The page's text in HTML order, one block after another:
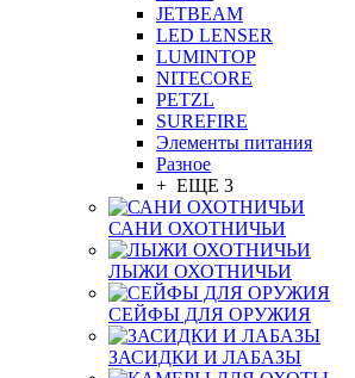
JETBEAM
LED LENSER
LUMINTOP
NITECORE
PETZL
SUREFIRE
Элементы питания
Разное
+ ЕЩЕ 3
САНИ ОХОТНИЧЬИ
ЛЫЖИ ОХОТНИЧЬИ
СЕЙФЫ ДЛЯ ОРУЖИЯ
ЗАСИДКИ И ЛАБАЗЫ